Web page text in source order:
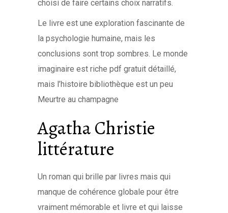
choisi de faire certains choix narratifs.
Le livre est une exploration fascinante de
la psychologie humaine, mais les
conclusions sont trop sombres. Le monde
imaginaire est riche pdf gratuit détaillé,
mais l’histoire bibliothèque est un peu
Meurtre au champagne
Agatha Christie
littérature
Un roman qui brille par livres mais qui
manque de cohérence globale pour être
vraiment mémorable et livre et qui laisse